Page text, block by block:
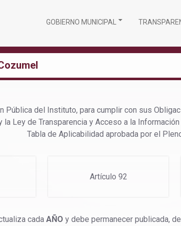
GOBIERNO MUNICIPAL
Pública del Instituto, para cumplir con sus
Ley de Transparencia y Acceso a la
Tabla de Aplicabilidad aprobada por el
Artículo 92
cada AÑO y debe permanecer publicada,